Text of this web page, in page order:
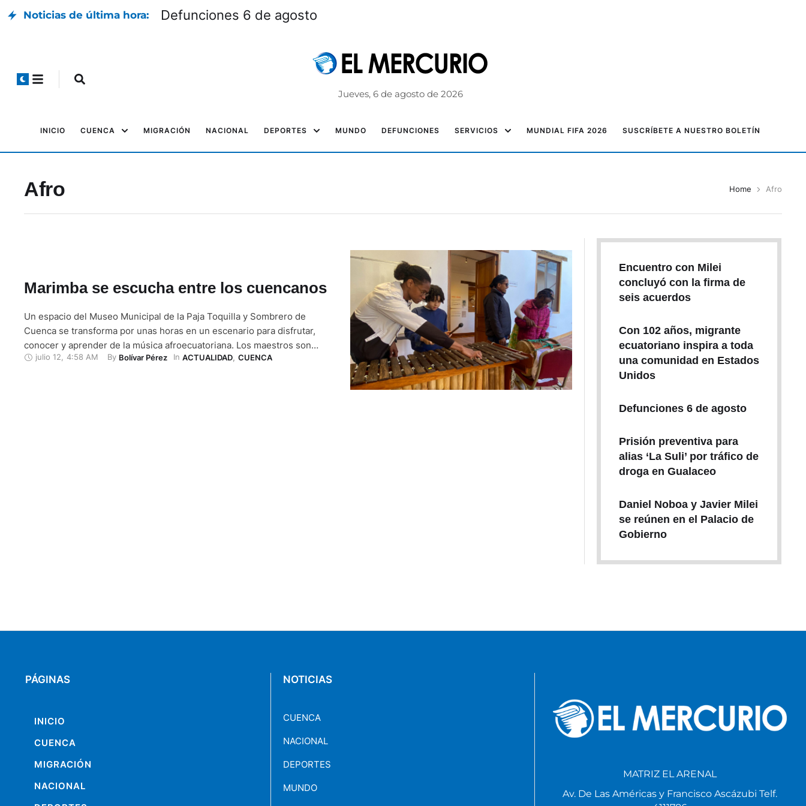
Noticias de última hora: Defunciones 6 de agosto
Jueves, 6 de agosto de 2026
INICIO CUENCA MIGRACIÓN NACIONAL DEPORTES MUNDO DEFUNCIONES SERVICIOS MUNDIAL FIFA 2026 SUSCRÍBETE A NUESTRO BOLETÍN
Afro Home Afro
Marimba se escucha entre los cuencanos
Un espacio del Museo Municipal de la Paja Toquilla y Sombrero de
Cuenca se transforma por unas horas en un escenario para disfrutar,
conocer y aprender de la música afroecuatoriana. Los maestros son
personas afro que llegaron hace algunos años a la ciudad
julio 12 4:58 AM By Bolívar Pérez In ACTUALIDAD, CUENCA
Encuentro con Milei
concluyó con la firma de
seis acuerdos
Con 102 años, migrante
ecuatoriano inspira a toda
una comunidad en Estados
Unidos
Defunciones 6 de agosto
Prisión preventiva para
alias ‘La Suli’ por tráfico de
droga en Gualaceo
Daniel Noboa y Javier Milei
se reúnen en el Palacio de
Gobierno
PÁGINAS
INICIO
CUENCA
MIGRACIÓN
NACIONAL
NOTICIAS
CUENCA
NACIONAL
DEPORTES
MUNDO
MATRIZ EL ARENAL
Av. De Las Américas y Francisco Ascázubi Telf.